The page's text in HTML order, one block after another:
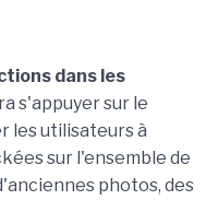
dans les
s'appuyer sur le
les utilisateurs à
sur l'ensemble de
photos, des